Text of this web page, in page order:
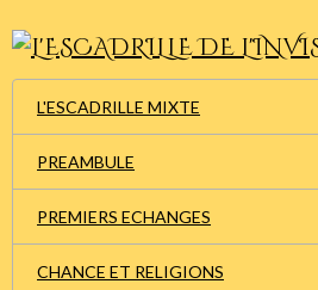
L'ESCADRILLE MIXTE
PREAMBULE
PREMIERS ECHANGES
CHANCE ET RELIGIONS